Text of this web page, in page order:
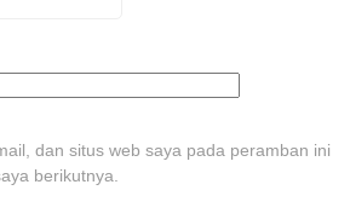
dan situs web saya pada peramban ini
berikutnya.